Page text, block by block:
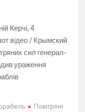
Керчі, 4
відео / Крымский
сил генерал-
ураження
Повітряні